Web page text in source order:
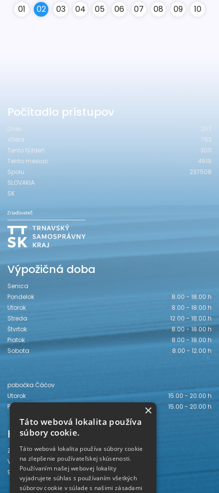
01 02 03 04 05 06 07 08 09 10
Počítadlo prístupov
Dnes
267
Včera
753
Tento týždeň
3011
Tento mesiac
4519
Spolu
237508
SLOVAKIA
SK
Výpožičná doba
Senica
Pondelok
8.00 - 18.00 h
Utorok
8.00 - 18.00 h
Streda
12.00 - 18.00 h
Štvrtok
8.00 - 18.00 h
Piatok
8.00 - 18.00 h
Sobota
8.00 - 12.00 h
pobočka Čáčov
Utorok
15.00 - 20.00 h
Piatok
15.00 - 20.00 h
Kontakt
Záhorská knižnica
Vajanského 28
905 01 Senica
×
Táto webová lokalita používa
súbory cookie.
Táto webová lokalita používa súbory cookie
na zlepšenie používateľskej skúsenosti.
Používaním našej webovej lokality
vyjadrujete súhlas s používaním všetkých
súborov cookie v súlade s našimi zásadami